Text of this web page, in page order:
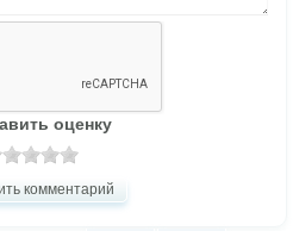
оценку
комментарий